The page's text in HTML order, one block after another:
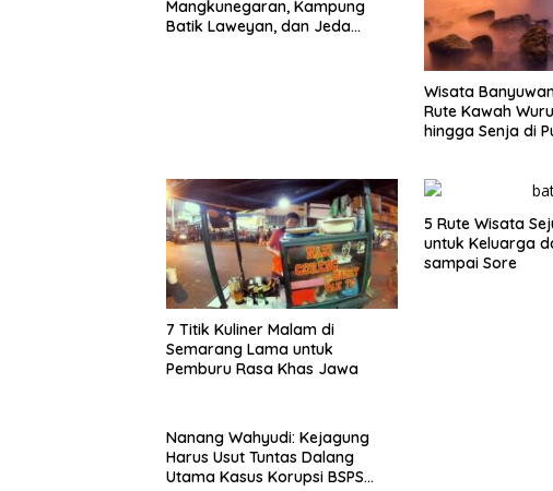
Mangkunegaran, Kampung
Batik Laweyan, dan Jeda
Wisata
Rute Kawah
hingga Senja di
7 Titik Kuliner Malam di
Semarang Lama untuk
Pemburu Rasa Khas Jawa
5 Rute Wisata
untuk Keluarga
sampai Sore
Nanang Wahyudi: Kejagung
Harus Usut Tuntas Dalang
Utama Kasus Korupsi BSPS